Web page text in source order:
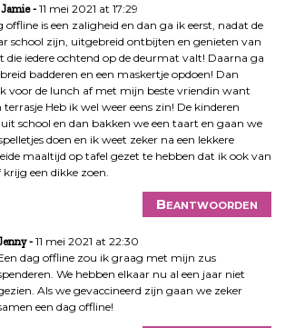
11 mei 2021 at 17:29
offline is een zaligheid en dan ga ik eerst, nadat de
school zijn, uitgebreid ontbijten en genieten van
die iedere ochtend op de deurmat valt! Daarna ga
badderen en een maskertje opdoen! Dan
voor de lunch af met mijn beste vriendin want
terrasje Heb ik wel weer eens zin! De kinderen
school en dan bakken we een taart en gaan we
doen en ik weet zeker na een lekkere
maaltijd op tafel gezet te hebben dat ik ook van
een dikke zoen.
Beantwoorden
11 mei 2021 at 22:30
dag offline zou ik graag met mijn zus
We hebben elkaar nu al een jaar niet
Als we gevaccineerd zijn gaan we zeker
een dag offline!